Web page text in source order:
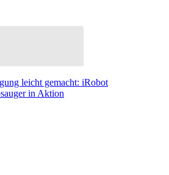
leicht gemacht: iRobot
in Aktion